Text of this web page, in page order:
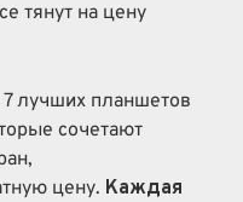
тянут на цену
лучших планшетов
сочетают
цену. Каждая